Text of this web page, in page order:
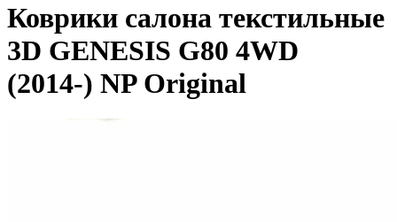
Коврики салона текстильные
3D GENESIS G80 4WD
(2014-) NP Original